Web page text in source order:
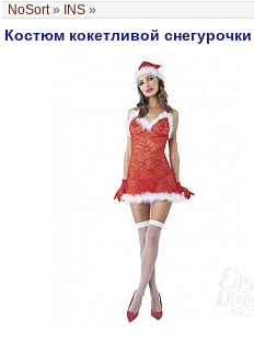
NoSort» INS »
Костюм кокетливой снегурочки